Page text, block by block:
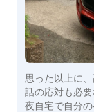
思った以上に
話の応対も必
夜自宅で自分